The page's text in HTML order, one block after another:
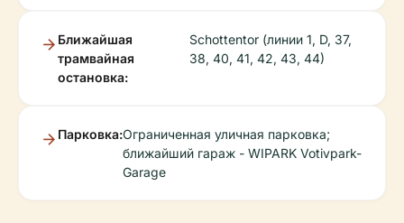
Ближайшая
трамвайная
остановка:
Schottentor (линии 1, D, 37,
38, 40, 41, 42, 43, 44)
Парковка:Ограниченная уличная парковка;
ближайший гараж - WIPARK Votivpark-
Garage